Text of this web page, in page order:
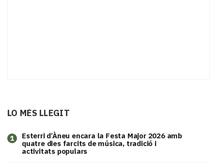
LO MÉS LLEGIT
1
Esterri d’Àneu encara la Festa Major 2026 amb
quatre dies farcits de música, tradició i
activitats populars